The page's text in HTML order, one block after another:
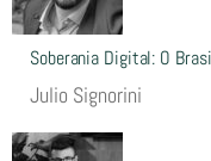
Soberania Digital: O
Julio Signorini